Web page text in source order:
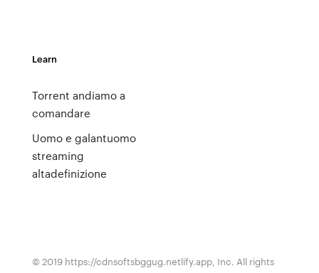
Learn
Torrent andiamo a
comandare
Uomo e galantuomo
streaming
altadefinizione
© 2019 https://cdnsoftsbggug.netlify.app, Inc. All rights